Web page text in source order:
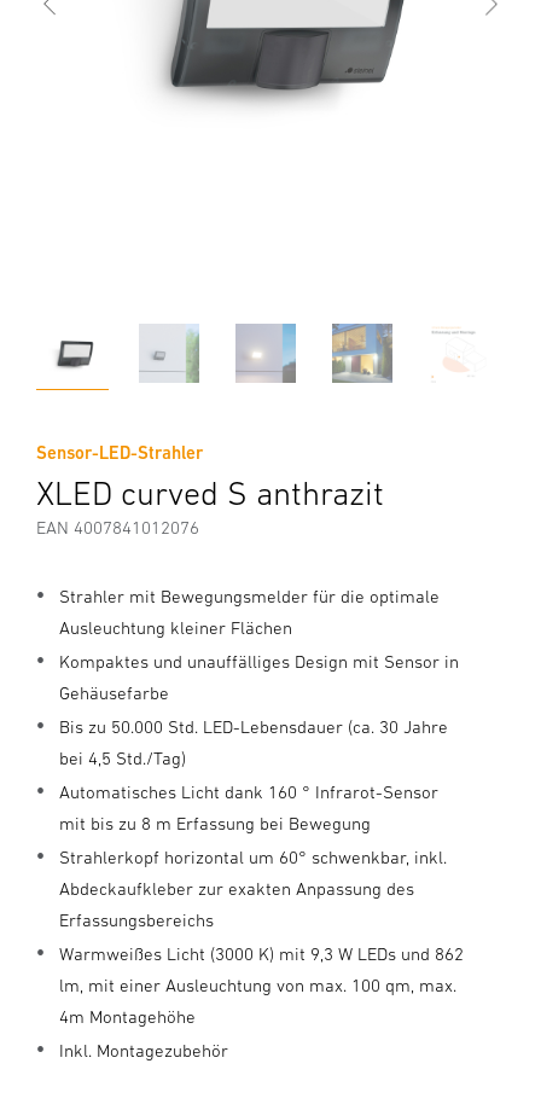
Sensor-LED-Strahler
XLED curved S anthrazit
EAN 4007841012076
Strahler mit Bewegungsmelder für die optimale
Ausleuchtung kleiner Flächen
Kompaktes und unauffälliges Design mit Sensor in
Gehäusefarbe
Bis zu 50.000 Std. LED-Lebensdauer (ca. 30 Jahre
bei 4,5 Std./Tag)
Automatisches Licht dank 160 ° Infrarot-Sensor
mit bis zu 8 m Erfassung bei Bewegung
Strahlerkopf horizontal um 60° schwenkbar, inkl.
Abdeckaufkleber zur exakten Anpassung des
Erfassungsbereichs
Warmweißes Licht (3000 K) mit 9,3 W LEDs und 862
lm, mit einer Ausleuchtung von max. 100 qm, max.
4m Montagehöhe
Inkl. Montagezubehör